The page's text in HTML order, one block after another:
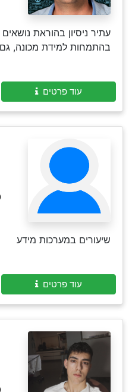
עתיר ניסיון בהוראת
בהתמחות למידת מכונה,
עוד פרטים
שיעורים במערכות מידע
עוד פרטים